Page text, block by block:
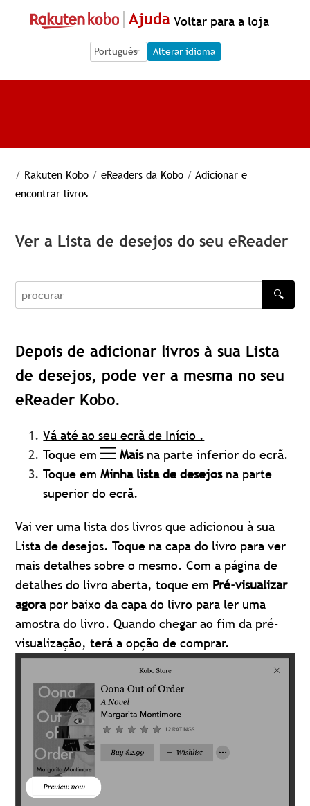
Ajuda Voltar para a loja
Language Selection
Language Selection
Alterar idioma
/ Rakuten Kobo / eReaders da Kobo / Adicionar e
encontrar livros
Ver a Lista de desejos do seu eReader
procurar
🔍
Depois de adicionar livros à sua Lista
de desejos, pode ver a mesma no seu
eReader Kobo.
Vá até ao seu ecrã de Início .
Toque em
Maisna parte inferior do ecrã.
Toque emMinha lista de desejos na parte
superior do ecrã.
Vai ver uma lista dos livros que adicionou à sua
Lista de desejos. Toque na capa do livro para ver
mais detalhes sobre o mesmo. Com a página de
detalhes do livro aberta, toque em Pré-visualizar
agorapor baixo da capa do livro para ler uma
amostra do livro. Quando chegar ao fim da pré-
visualização, terá a opção de comprar.